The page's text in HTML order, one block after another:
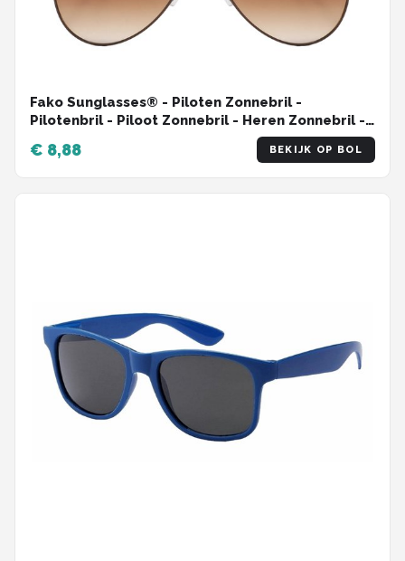
Fako Sunglasses® - Piloten Zonnebril -
Pilotenbril - Piloot Zonnebril - Heren Zonnebril -
€ 8,88 BEKIJK OP BOL